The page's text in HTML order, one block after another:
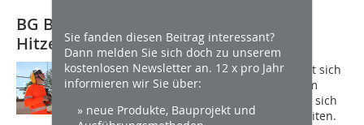
Sie fanden diesen Beitrag interessant?
Dann melden Sie sich doch zu unserem
kostenlosen Newsletter an. 12 x pro Jahr
informieren wir Sie über:
» neue Produkte, Bauprojekt und
BG Bau stellt für Handwerker
Hitzeaktionspläne bereit
Hitze als Folge des Klimawandels wirkt sich
besonders auf Beschäftigte aus, die im
Freien arbeiten. Unternehmen sollten sich
schon jetzt auf Hitzeperioden vorbereiten.